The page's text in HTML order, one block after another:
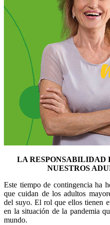
LA RESPONSABILIDAD
NUESTROS
Este tiempo de contingencia ha
que cuidan de los adultos
del suyo. El rol que ellos tienen
en la situación de la pandemia
mundo.